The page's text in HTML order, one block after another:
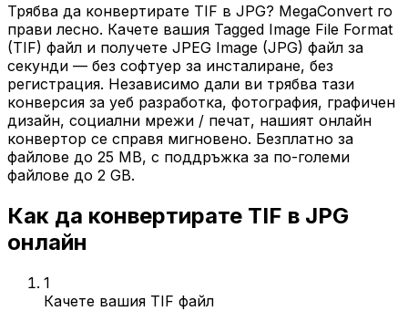
Трябва да конвертирате TIF в JPG? MegaConvert го
прави лесно. Качете вашия Tagged Image File Format
(TIF) файл и получете JPEG Image (JPG) файл за
секунди — без софтуер за инсталиране, без
регистрация. Независимо дали ви трябва тази
конверсия за уеб разработка, фотография, графичен
дизайн, социални мрежи / печат, нашият онлайн
конвертор се справя мигновено. Безплатно за
файлове до 25 MB, с поддръжка за по-големи
файлове до 2 GB.
Как да конвертирате TIF в JPG
онлайн
1
Качете вашия TIF файл